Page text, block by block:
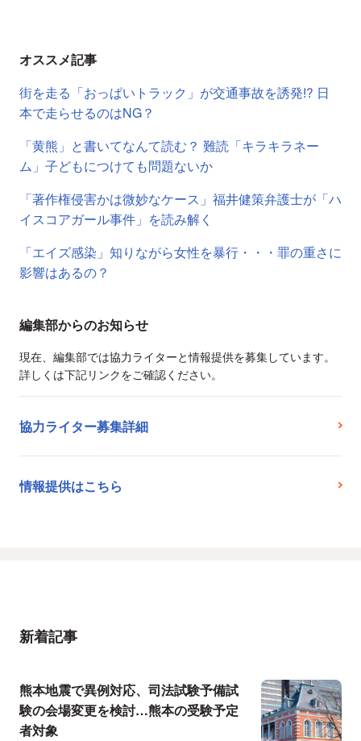
オススメ記事
街を走る「おっぱいトラック」が交通事故を誘発⁉︎ 日
本で走らせるのはNG？
「黄熊」と書いてなんて読む？ 難読「キラキラネー
ム」子どもにつけても問題ないか
「著作権侵害かは微妙なケース」福井健策弁護士が「ハ
イスコアガール事件」を読み解く
「エイズ感染」知りながら女性を暴行・・・罪の重さに
影響はあるの？
編集部からのお知らせ
現在、編集部では協力ライターと情報提供を募集しています。
詳しくは下記リンクをご確認ください。
協力ライター募集詳細
情報提供はこちら
新着記事
熊本地震で異例対応、司法試験予備試
験の会場変更を検討…熊本の受験予定
者対象